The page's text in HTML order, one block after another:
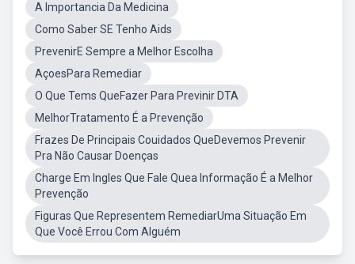
A Importancia Da Medicina
Como Saber SE Tenho Aids
PrevenirE Sempre a Melhor Escolha
AçoesPara Remediar
O Que Tems QueFazer Para Previnir DTA
MelhorTratamento É a Prevenção
Frazes De Principais Couidados QueDevemos Prevenir
Pra Não Causar Doenças
Charge Em Ingles Que Fale Quea Informação É a Melhor
Prevenção
Figuras Que Representem RemediarUma Situação Em
Que Você Errou Com Alguém